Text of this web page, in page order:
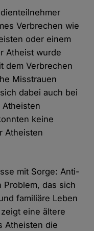
Verbrechen wie
oder einem
Atheist wurde
dem Verbrechen
Misstrauen
dabei auch bei
keine
Atheisten
mit Sorge: Anti-
das sich
familiäre Leben
eine ältere
Atheisten die